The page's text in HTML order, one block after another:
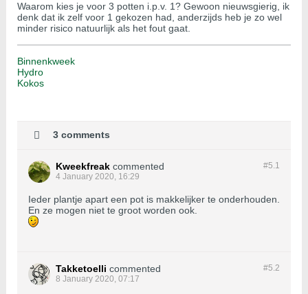
Waarom kies je voor 3 potten i.p.v. 1? Gewoon nieuwsgierig, ik
denk dat ik zelf voor 1 gekozen had, anderzijds heb je zo wel
minder risico natuurlijk als het fout gaat.
Binnenkweek
Hydro
Kokos
3 comments
#5.1
Kweekfreak commented
4 January 2020, 16:29
Ieder plantje apart een pot is makkelijker te onderhouden.
En ze mogen niet te groot worden ook.
#5.2
Takketoelli commented
8 January 2020, 07:17